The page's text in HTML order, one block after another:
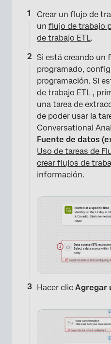
Crear un flujo de
un flujo de trabajo
de trabajo ETL.
Si está creando un
programado,
programación. Si
de trabajo ETL ,
una tarea de
de poder usar la
Conversational
Fuente de datos
Uso de tareas de
crear flujos de
información.
Hacer clic Agregar